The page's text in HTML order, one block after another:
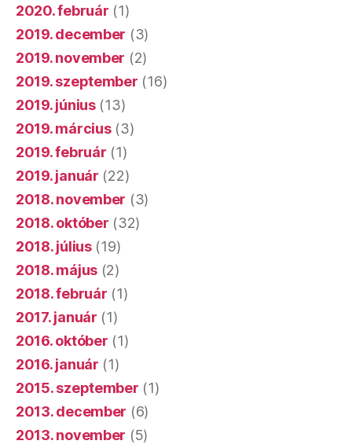
2020. február (1)
2019. december (3)
2019. november (2)
2019. szeptember (16)
2019. június(13)
2019. március(3)
2019. február (1)
2019. január (22)
2018. november (3)
2018. október (32)
2018. július(19)
2018. május (2)
2018. február (1)
2017. január (1)
2016. október (1)
2016. január (1)
2015. szeptember (1)
2013. december (6)
2013. november (5)